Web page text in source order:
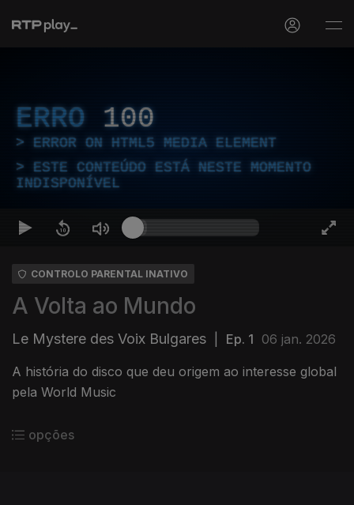
ERRO 100
ERROR ON HTML5 MEDIA ELEMENT
ESTE CONTEÚDO ESTÁ NESTE MOMENTO
INDISPONÍVEL
CONTROLO PARENTAL INATIVO
A Volta ao Mundo
Le Mystere des Voix Bulgares Ep. 1 06 jan. 2026
A história do disco que deu origem ao interesse global
pela World Music
opções